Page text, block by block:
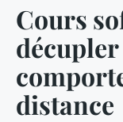
Cours
décupler
distance